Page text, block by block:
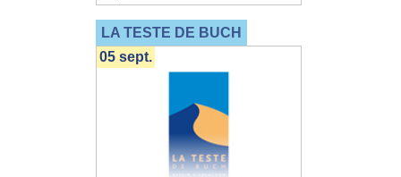
LA TESTE DE BUCH
05 sept.